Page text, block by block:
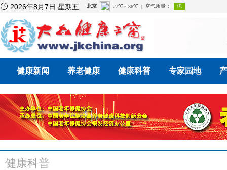
 2026年8月7日 星期五
健康新闻 养老健康 健康科普 专家园地
健康科普